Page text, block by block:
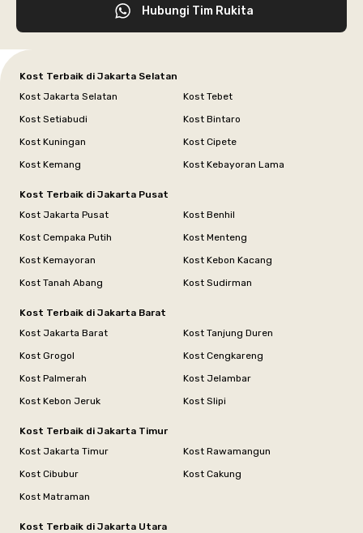
Hubungi Tim Rukita
Kost Terbaik di Jakarta Selatan
Kost Jakarta Selatan
Kost Tebet
Kost Setiabudi
Kost Bintaro
Kost Kuningan
Kost Cipete
Kost Kemang
Kost Kebayoran Lama
Kost Terbaik di Jakarta Pusat
Kost Jakarta Pusat
Kost Benhil
Kost Cempaka Putih
Kost Menteng
Kost Kemayoran
Kost Kebon Kacang
Kost Tanah Abang
Kost Sudirman
Kost Terbaik di Jakarta Barat
Kost Jakarta Barat
Kost Tanjung Duren
Kost Grogol
Kost Cengkareng
Kost Palmerah
Kost Jelambar
Kost Kebon Jeruk
Kost Slipi
Kost Terbaik di Jakarta Timur
Kost Jakarta Timur
Kost Rawamangun
Kost Cibubur
Kost Cakung
Kost Matraman
Kost Terbaik di Jakarta Utara